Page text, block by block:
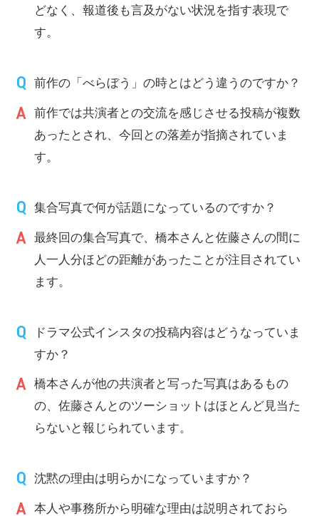
どなく、報道後も言及がない状況を指す表現で
す。
前作の「べらぼう」の時とはどう違うのですか？
前作では共演者との交流を感じさせる投稿が複数
あったとされ、今回との落差が指摘されていま
す。
集合写真で何が話題になっているのですか？
最終回の集合写真で、橋本さんと佐藤さんの間に
人一人分ほどの距離があったことが注目されてい
ます。
ドラマ公式インスタの投稿内容はどうなっていま
すか？
橋本さんが他の共演者と写った写真はあるもの
の、佐藤さんとのツーショットはほとんど見当た
らないと報じられています。
沈黙の理由は明らかになっていますか？
本人や事務所から明確な理由は説明されておら